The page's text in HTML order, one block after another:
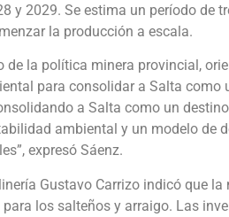
y 2029. Se estima un período de
la producción a escala.
de la política minera provincial,
para consolidar a Salta como
a Salta como un
ambiental y un modelo de
expresó Sáenz.
Gustavo Carrizo indicó que
los salteños y arraigo. Las